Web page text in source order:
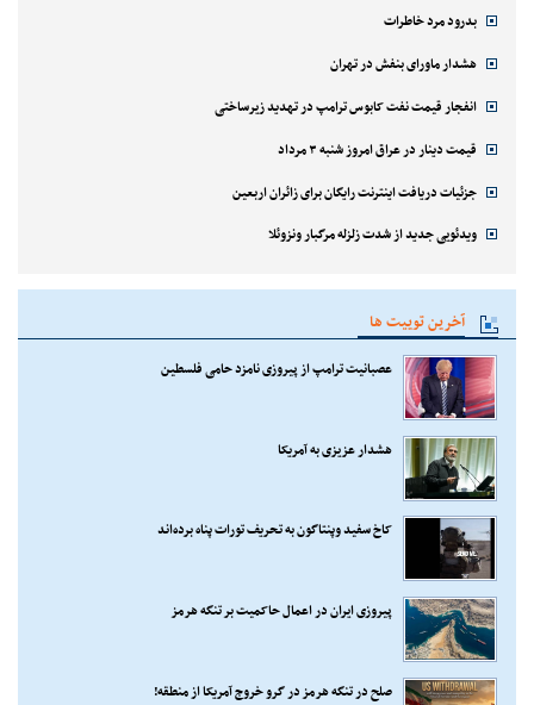
بدرود مرد خاطرات
هشدار ماورای بنفش در تهران
انفجار قیمت نفت کابوس ترامپ در تهدید زیرساختی
قیمت دینار در عراق امروز شنبه ۳ مرداد
جزئیات دریافت اینترنت رایگان برای زائران اربعین
ویدئویی جدید از شدت زلزله مرگبار ونزوئلا
آخرین توییت ها
عصبانیت ترامپ از پیروزی نامزد حامی فلسطین
هشدار عزیزی به آمریکا
کاخ سفید وپنتاگون به تحریف تورات پناه برده‌اند
پیروزی ایران در اعمال حاکمیت بر تنگه هرمز
صلح در تنگه هرمز در گرو خروج آمریکا از منطقه!